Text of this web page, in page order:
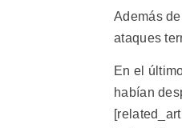
Además
ataques
En el
habían